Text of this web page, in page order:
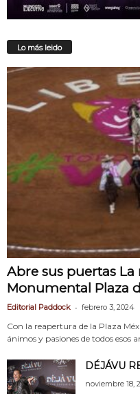
Lo más leido
Abre sus puertas
Monumental Plaza
Editorial Paddock - febrero 3, 2024
Con la reapertura de la Plaza
ánimos y pasiones de todos esos
DÉJÁVU
noviembre 18,